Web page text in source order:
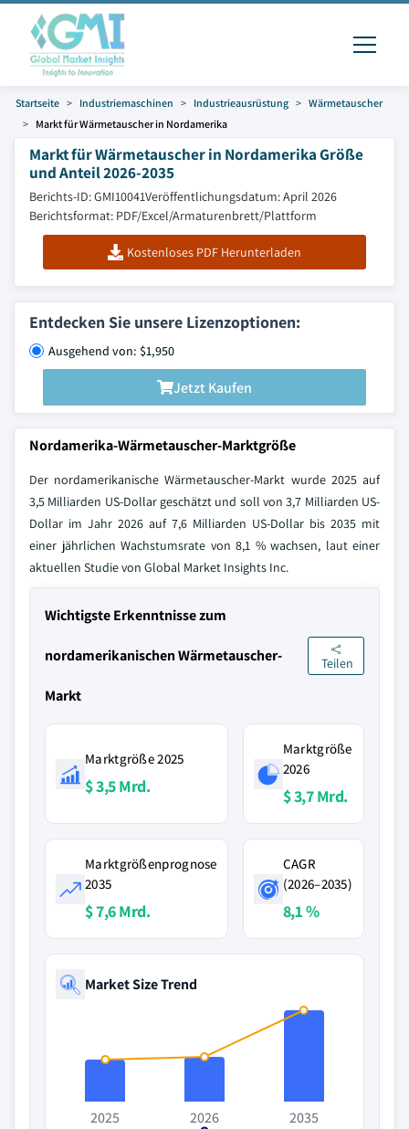
Startseite Industriemaschinen Industrieausrüstung
Wärmetauscher
Markt für Wärmetauscher in Nordamerika
Markt für Wärmetauscher in Nordamerika Größe
und Anteil 2026-2035
Berichts-ID: GMI10041Veröffentlichungsdatum: April 2026
Berichtsformat: PDF/Excel/Armaturenbrett/Plattform
Kostenloses PDF Herunterladen
Entdecken Sie unsere Lizenzoptionen:
Ausgehend von: $1,950
Jetzt Kaufen
Nordamerika-Wärmetauscher-Marktgröße
Der nordamerikanische Wärmetauscher-Markt wurde 2025 auf
3,5 Milliarden US-Dollar geschätzt und soll von 3,7 Milliarden US-
Dollar im Jahr 2026 auf 7,6 Milliarden US-Dollar bis 2035 mit
einer jährlichen Wachstumsrate von 8,1 % wachsen, laut einer
aktuellen Studie von Global Market Insights Inc.
Wichtigste Erkenntnisse zum
nordamerikanischen Wärmetauscher-
Markt
Teilen
Marktgröße 2025
$ 3,5 Mrd.
Marktgröße
2026
$ 3,7 Mrd.
Marktgrößenprognose
2035
$ 7,6 Mrd.
CAGR
(2026–2035)
8,1 %
Market Size Trend
2025
2026
2035